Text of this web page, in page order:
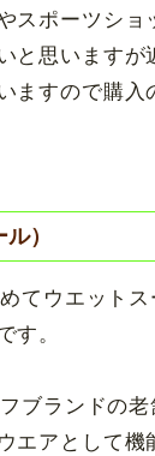
スポーツショ
と思いますが
ますので購入
）
てウエット
す。
ブランドの
エアとして機